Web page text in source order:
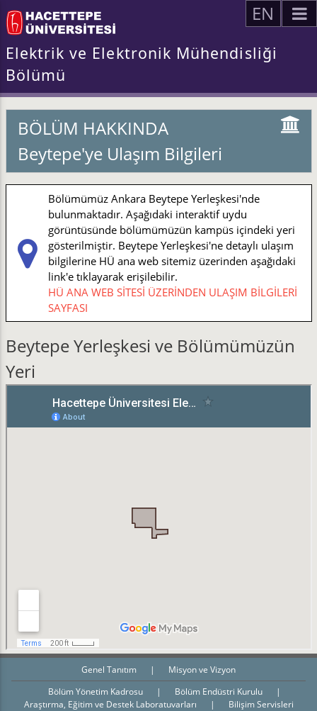
EN
Elektrik ve Elektronik Mühendisliği
Bölümü
BÖLÜM HAKKINDA
Beytepe'ye Ulaşım Bilgileri
Bölümümüz Ankara Beytepe Yerleşkesi'nde
bulunmaktadır. Aşağıdaki interaktif uydu
görüntüsünde bölümümüzün kampüs içindeki yeri
gösterilmiştir. Beytepe Yerleşkesi'ne detaylı ulaşım
bilgilerine HÜ ana web sitemiz üzerinden aşağıdaki
link'e tıklayarak erişilebilir.
HÜ ANA WEB SİTESİ ÜZERİNDEN ULAŞIM BİLGİLERİ
SAYFASI
Beytepe Yerleşkesi ve Bölümümüzün
Yeri
Genel Tanıtım |
Misyon ve Vizyon
Bölüm Yönetim Kadrosu
| Bölüm Endüstri Kurulu
|
Araştırma, Eğitim ve Destek Laboratuvarları
|
Bilişim Servisleri